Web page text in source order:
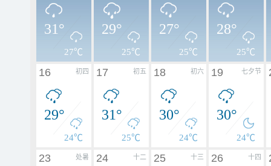
31°
27℃
29°
25℃
27°
25℃
28°
25℃
初四
16
29°
24℃
初五
17
31°
25℃
初六
18
30°
24℃
七夕节
19
30°
24℃
处暑
23 十二
24 十三
25 十四
26